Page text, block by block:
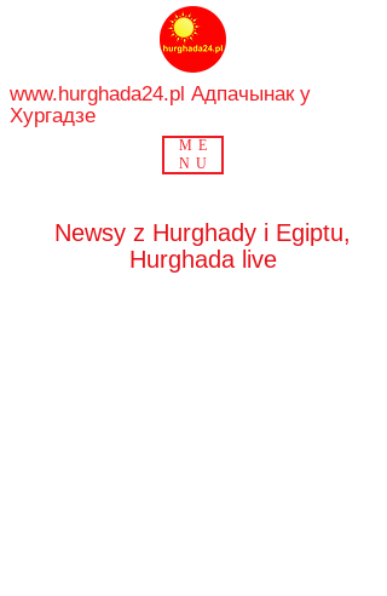
www.hurghada24.pl Адпачынак у
Хургадзе
ME
NU
Newsy z Hurghady i Egiptu,
Hurghada live